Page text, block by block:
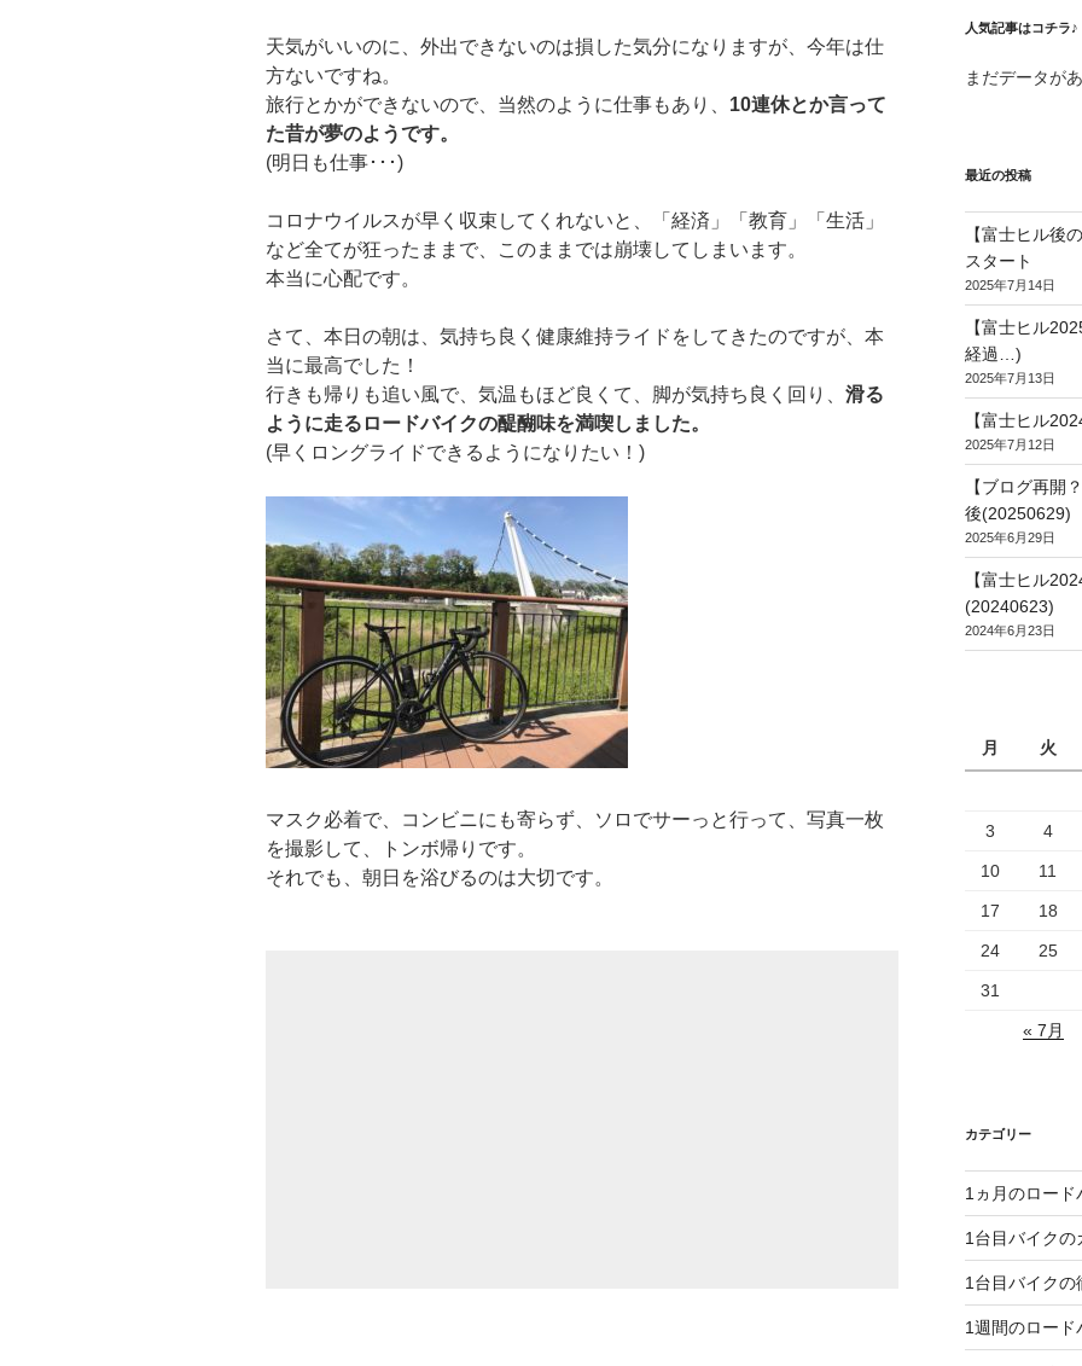
天気がいいのに、外出できないのは損した気分になりますが、今年は仕
方ないですね。
旅行とかができないので、当然のように仕事もあり、 10連休とか言って
た昔が夢のようです。
(明日も仕事･･･)
コロナウイルスが早く収束してくれないと、「経済」「教育」「生活」
など全てが狂ったままで、このままでは崩壊してしまいます。
本当に心配です。
さて、本日の朝は、気持ち良く健康維持ライドをしてきたのですが、本
当に最高でした！
行きも帰りも追い風で、気温もほど良くて、脚が気持ち良く回り、 滑る
ように走るロードバイクの醍醐味を満喫しました。
(早くロングライドできるようになりたい！)
マスク必着で、コンビニにも寄らず、ソロでサーっと行って、写真一枚
を撮影して、トンボ帰りです。
それでも、朝日を浴びるのは大切です。
人気記事はコチラ♪
まだデータが
最近の投稿
【富士ヒル後
スタート
2025年7月14日
【富士ヒル
経過…)
2025年7月13日
【富士ヒル
2025年7月12日
【ブログ再開
後(20250629)
2025年6月29日
【富士ヒル
(20240623)
2024年6月23日
月 火
3 4
10 11
17 18
24 25
31
« 7月
カテゴリー
1ヵ月のロード
1台目バイクの
1台目バイクの
1週間のロード